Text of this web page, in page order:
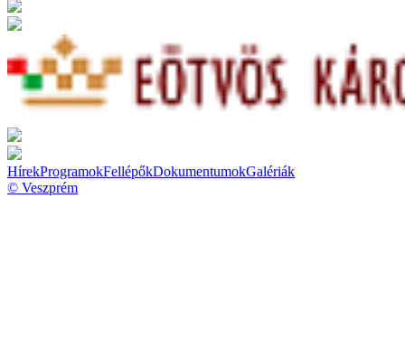
HírekProgramokFellépőkDokumentumokGalériák
© Veszprém